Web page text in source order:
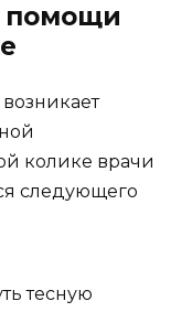
помощи
колике врачи
следующего
тесную